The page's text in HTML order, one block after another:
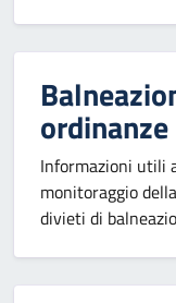
ordinanze
Informazioni utili
monitoraggio
divieti di